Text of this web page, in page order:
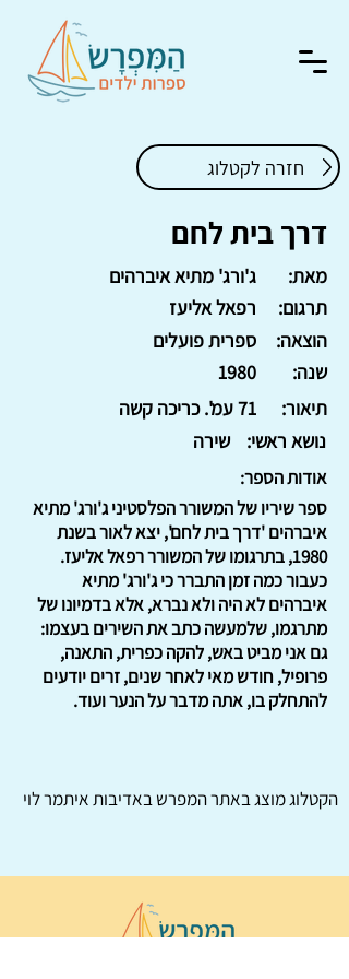
חזרה לקטלוג
דרך בית לחם
ג'ורג' מתיא איברהים
מאת:
רפאל אליעז
תרגום:
ספרית פועלים
הוצאה:
1980
שנה:
71 עמ'. כריכה קשה
תיאור:
שירה
נושא ראשי:
אודות הספר:
ספר שיריו של המשורר הפלסטיני ג'ורג' מתיא
איברהים 'דרך בית לחם', יצא לאור בשנת
1980, בתרגומו של המשורר רפאל אליעז.
כעבור כמה זמן התברר כי ג'ורג' מתיא
איברהים לא היה ולא נברא, אלא בדמיונו של
מתרגמו, שלמעשה כתב את השירים בעצמו:
גם אני מביט באש, להקה כפרית, התאנה,
פרופיל, חודש מאי לאחר שנים, זרים יודעים
להתחלק בו, אתה מדבר על הנער ועוד.
הקטלוג מוצג באתרהמפרשבאדיבות איתמר לוי